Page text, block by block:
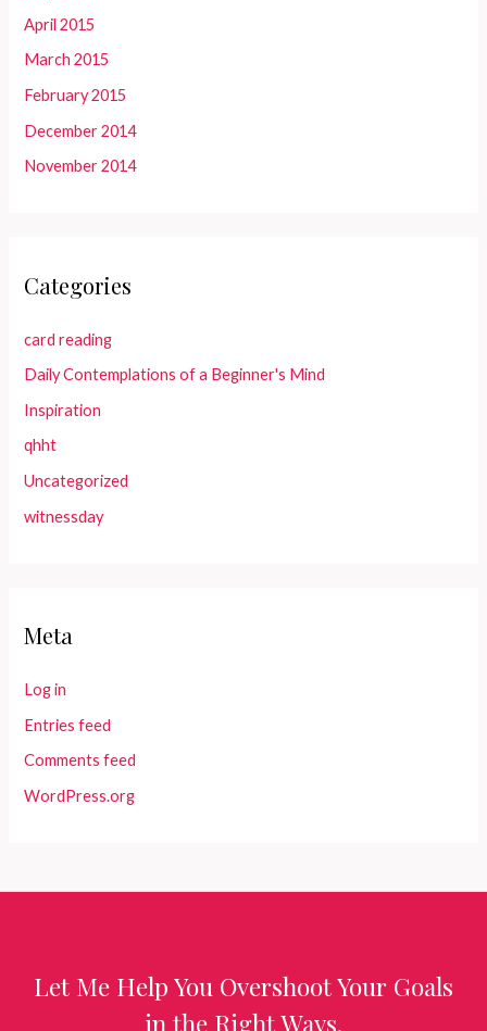
April 2015
March 2015
February 2015
December 2014
November 2014
Categories
card reading
Daily Contemplations of a Beginner's Mind
Inspiration
qhht
Uncategorized
witnessday
Meta
Log in
Entries feed
Comments feed
WordPress.org
Let Me Help You Overshoot Your Goals
in the Right Ways.